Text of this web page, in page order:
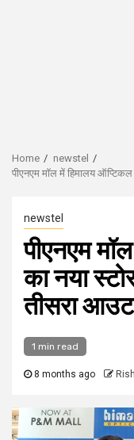
Home
newstel
पीएनएम मॉल में हिमालय
newstel
पीएनएम
का नया
तीसरा
1 min read
8 months ago